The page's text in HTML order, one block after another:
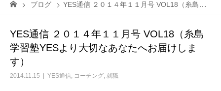
ブログ YES通信 ２０１４年１１月号 VOL18（糸島学習塾YESより大切なあなたへお届けします）
YES通信 ２０１４年１１月号 VOL18（糸島
学習塾YESより大切なあなたへお届けしま
す）
2014.11.15 YES通信, コーチング, 就職